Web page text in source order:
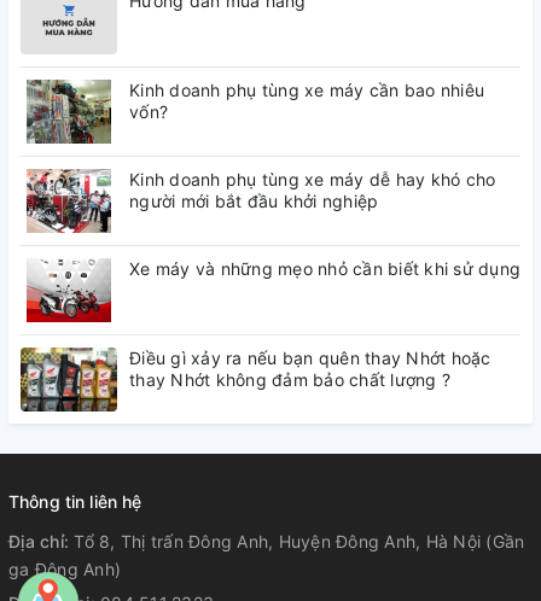
Kinh doanh phụ tùng xe máy cần bao nhiêu
vốn?
Kinh doanh phụ tùng xe máy dễ hay khó cho
người mới bắt đầu khởi nghiệp
Xe máy và những mẹo nhỏ cần biết khi sử dụng
Điều gì xảy ra nếu bạn quên thay Nhớt hoặc
thay Nhớt không đảm bảo chất lượng ?
Thông tin liên hệ
Địa chỉ:Tổ 8, Thị trấn Đông Anh, Huyện Đông Anh, Hà Nội (Gần
ga Đông Anh)